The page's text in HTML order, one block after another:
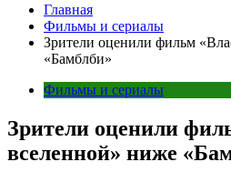
Главная
Фильмы и сериалы
Зрители оценили фильм
«Бамблби»
Фильмы и сериалы
Зрители оценили
вселенной» ниже